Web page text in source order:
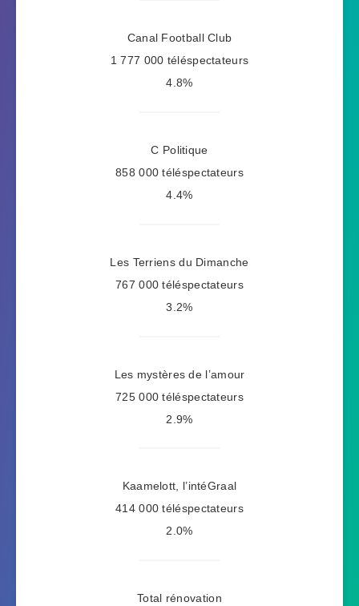
Canal Football Club
1 777 000 téléspectateurs
4.8%
C Politique
858 000 téléspectateurs
4.4%
Les Terriens du Dimanche
767 000 téléspectateurs
3.2%
Les mystères de l’amour
725 000 téléspectateurs
2.9%
Kaamelott, l’intéGraal
414 000 téléspectateurs
2.0%
Total rénovation